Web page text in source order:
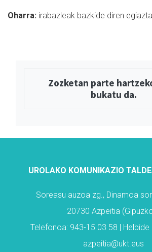
Oharra: irabazleak bazkide diren
Zozketan parte
bukatu da.
UROLAKO KOMUNIKAZIO
Soreasu auzoa zg., Dinamoa
20730 Azpeitia
Telefonoa: 943-15 03 58 |
azpeitia@ukt.eus